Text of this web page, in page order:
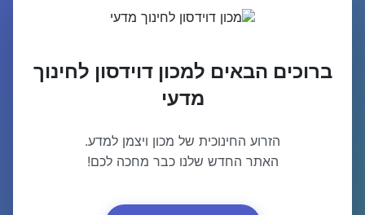
ברוכים הבאים למכון דוידסון לחינוך
מדעי
הזרוע החינוכית של מכון ויצמן למדע.
האתר החדש שלנו כבר מחכה לכם!